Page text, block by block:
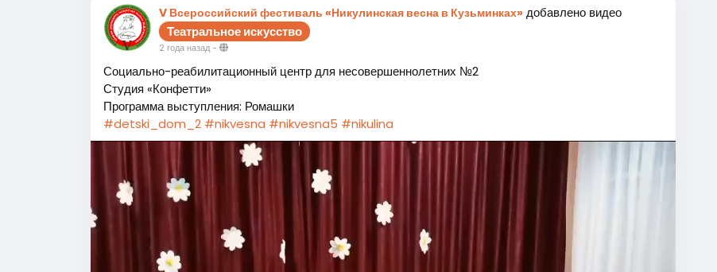
V Всероссийский фестиваль «Никулинская весна в Кузьминках» добавлено видео
Театральное искусство
2 года назад-
Социально-реабилитационный центр для несовершеннолетних №2
Студия «Конфетти»
Программа выступления: Ромашки
#detski_dom_2 #nikvesna #nikvesna5 #nikulina